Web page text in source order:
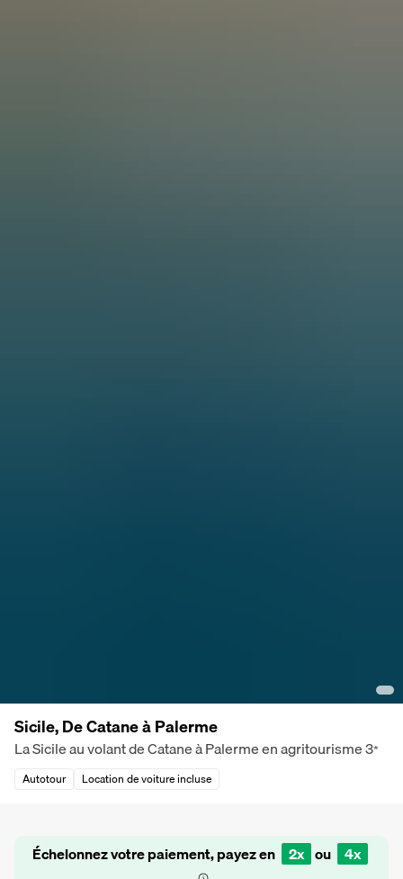
Sicile, De Catane à Palerme
La Sicile au volant de Catane à Palerme en agritourisme3*
Autotour Location de voiture incluse
Échelonnez votre paiement, payez en 2x ou 4x